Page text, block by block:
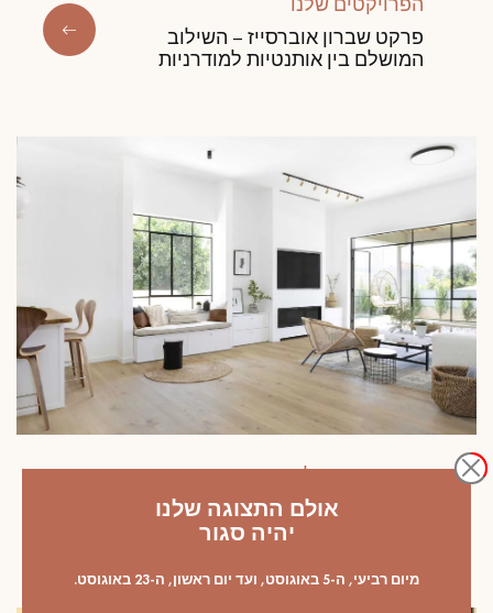
פרקט שברון אוברסייז – השילוב
המושלם בין אותנטיות למודרניות
הפרויקטים שלנו
הקסם הנצחי של פרקט במראה מיושן
לעיצוב בהיר ואותנטי
אולם התצוגה שלנו
יהיה סגור
מיום רביעי, ה-5 באוגוסט, ועד יום ראשון, ה-23 באוגוסט.